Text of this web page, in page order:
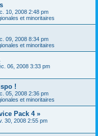
10, 2008 2:48 pm
et minoritaires
09, 2008 8:34 pm
et minoritaires
06, 2008 3:33 pm
!
05, 2008 2:36 pm
et minoritaires
Pack 4 »
30, 2008 2:55 pm